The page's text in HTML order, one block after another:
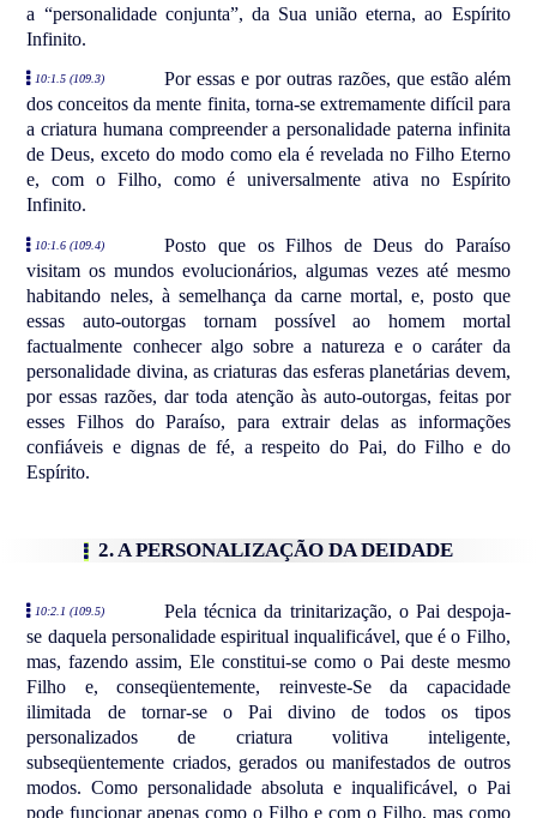
a “personalidade conjunta”, da Sua união eterna, ao Espírito
Infinito.
10:1.5 (109.3)
Por essas e por outras razões, que estão além
dos conceitos da mente finita, torna-se extremamente difícil para
a criatura humana compreender a personalidade paterna infinita
de Deus, exceto do modo como ela é revelada no Filho Eterno
e, com o Filho, como é universalmente ativa no Espírito
Infinito.
10:1.6 (109.4)
Posto que os Filhos de Deus do Paraíso
visitam os mundos evolucionários, algumas vezes até mesmo
habitando neles, à semelhança da carne mortal, e, posto que
essas auto-outorgas tornam possível ao homem mortal
factualmente conhecer algo sobre a natureza e o caráter da
personalidade divina, as criaturas das esferas planetárias devem,
por essas razões, dar toda atenção às auto-outorgas, feitas por
esses Filhos do Paraíso, para extrair delas as informações
confiáveis e dignas de fé, a respeito do Pai, do Filho e do
Espírito.
2. A PERSONALIZAÇÃO DA DEIDADE
10:2.1 (109.5)
Pela técnica da trinitarização, o Pai despoja-
se daquela personalidade espiritual inqualificável, que é o Filho,
mas, fazendo assim, Ele constitui-se como o Pai deste mesmo
Filho e, conseqüentemente, reinveste-Se da capacidade
ilimitada de tornar-se o Pai divino de todos os tipos
personalizados de criatura volitiva inteligente,
subseqüentemente criados, gerados ou manifestados de outros
modos. Como personalidade absoluta e inqualificável, o Pai
pode funcionar apenas como o Filho e com o Filho, mas como